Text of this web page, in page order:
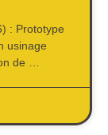
: Prototype
usinage
de …